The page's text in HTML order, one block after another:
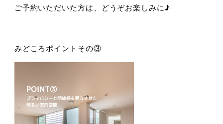
ご予約いただいた方は、どうぞお楽しみに♪
みどころポイントその③